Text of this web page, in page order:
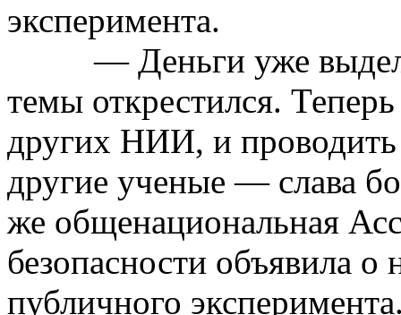
эксперимента.
— Деньги уже
темы открестился.
других НИИ, и проводить
другие ученые — слава
же общенациональная
безопасности объявила о
публичного